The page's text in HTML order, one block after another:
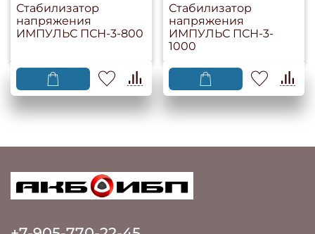
Стабилизатор
напряжения
ИМПУЛЬС ПСН-3-800
Стабилизатор
напряжения
ИМПУЛЬС ПСН-3-
1000